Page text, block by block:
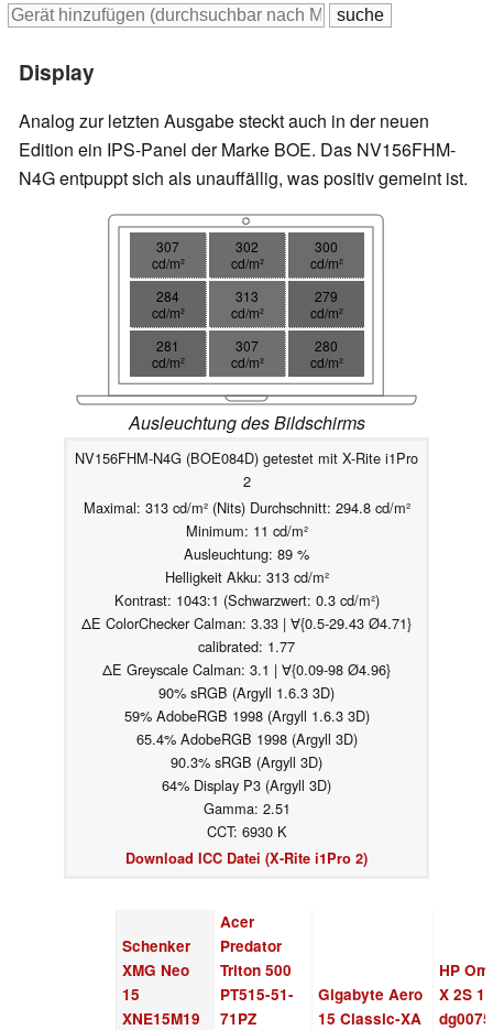
Display
Analog zur letzten Ausgabe steckt auch in der neuen
Edition ein IPS-Panel der Marke BOE. Das NV156FHM-
N4G entpuppt sich als unauffällig, was positiv gemeint ist.
307
cd/m²
302
cd/m²
300
cd/m²
284
cd/m²
313
cd/m²
279
cd/m²
281
cd/m²
307
cd/m²
280
cd/m²
Ausleuchtung des Bildschirms
NV156FHM-N4G (BOE084D) getestet mit X-Rite i1Pro
2
Maximal: 313 cd/m² (Nits) Durchschnitt: 294.8 cd/m²
Minimum: 11 cd/m²
Ausleuchtung: 89 %
Helligkeit Akku: 313 cd/m²
Kontrast: 1043:1 (Schwarzwert: 0.3 cd/m²)
ΔE ColorChecker Calman: 3.33 | ∀{0.5-29.43 Ø4.71}
calibrated: 1.77
ΔE Greyscale Calman: 3.1 | ∀{0.09-98 Ø4.96}
90% sRGB (Argyll 1.6.3 3D)
59% AdobeRGB 1998 (Argyll 1.6.3 3D)
65.4% AdobeRGB 1998 (Argyll 3D)
90.3% sRGB (Argyll 3D)
64% Display P3 (Argyll 3D)
Gamma: 2.51
CCT: 6930 K
Download ICC Datei (X-Rite i1Pro 2)
Schenker
XMG Neo
15
XNE15M19
Acer
Predator
Triton 500
PT515-51-
71PZ
Gigabyte Aero
15 Classic-XA
HP
X 2S